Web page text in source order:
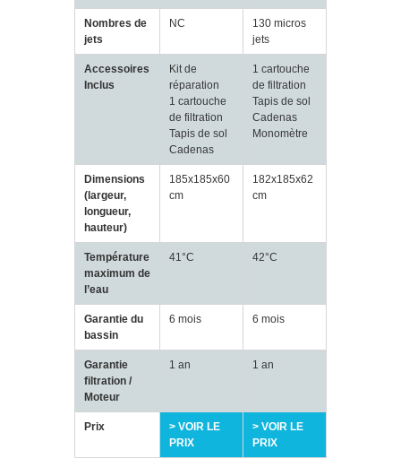
Nombres de
jets
NC
130 micros
jets
Accessoires
Inclus
Kit de
réparation
1 cartouche
de filtration
Tapis de sol
Cadenas
1 cartouche
de filtration
Tapis de sol
Cadenas
Monomètre
Dimensions
(largeur,
longueur,
hauteur)
185x185x60
cm
182x185x62
cm
Température
maximum de
l’eau
41°C 42°C
Garantie du
bassin
6 mois 6 mois
Garantie
filtration /
Moteur
1 an 1 an
Prix
> VOIR LE
PRIX
> VOIR LE
PRIX